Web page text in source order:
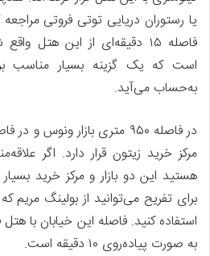
یا رستوران دریایی توتی فروتی
فاصله ۱۵ دقیقه‌ای از این هتل
است که یک گزینه بسیار مناسب
به‌حساب می‌آید.
مرکز خرید زیتون قرار دارد. اگر
هستید این دو بازار و مرکز خرید
برای تفریح می‌توانید از بولینگ مریم
به ‌صورت پیاده‌روی ۱۰ دقیقه است.